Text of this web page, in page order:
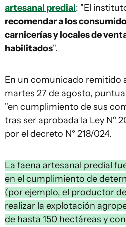
artesanal predial: "El
recomendar a los
carnicerías y locales de
habilitados".
En un comunicado remitido
martes 27 de agosto,
"en cumplimiento de sus
tras ser aprobada la Ley N°
por el decreto N° 218/024.
La faena artesanal predial
en el cumplimiento de
(por ejemplo, el productor
realizar la explotación
de hasta 150 hectáreas y